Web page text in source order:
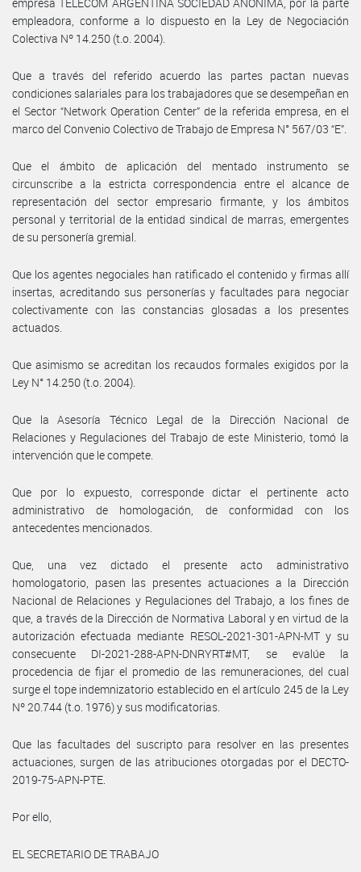
empleadora, conforme a lo dispuesto en la Ley de Negociación
Colectiva Nº 14.250 (t.o. 2004).
Que a través del referido acuerdo las partes pactan nuevas
condiciones salariales para los trabajadores que se desempeñan en
el Sector “Network Operation Center” de la referida empresa, en el
marco del Convenio Colectivo de Trabajo de Empresa N° 567/03 “E”.
Que el ámbito de aplicación del mentado instrumento se
circunscribe a la estricta correspondencia entre el alcance de
representación del sector empresario firmante, y los ámbitos
personal y territorial de la entidad sindical de marras, emergentes
de su personería gremial.
Que los agentes negociales han ratificado el contenido y firmas allí
insertas, acreditando sus personerías y facultades para negociar
colectivamente con las constancias glosadas a los presentes
actuados.
Que asimismo se acreditan los recaudos formales exigidos por la
Ley N° 14.250 (t.o. 2004).
Que la Asesoría Técnico Legal de la Dirección Nacional de
Relaciones y Regulaciones del Trabajo de este Ministerio, tomó la
intervención que le compete.
Que por lo expuesto, corresponde dictar el pertinente acto
administrativo de homologación, de conformidad con los
antecedentes mencionados.
Que, una vez dictado el presente acto administrativo
homologatorio, pasen las presentes actuaciones a la Dirección
Nacional de Relaciones y Regulaciones del Trabajo, a los fines de
que, a través de la Dirección de Normativa Laboral y en virtud de la
autorización efectuada mediante RESOL-2021-301-APN-MT y su
consecuente DI-2021-288-APN-DNRYRT#MT, se evalúe la
procedencia de fijar el promedio de las remuneraciones, del cual
surge el tope indemnizatorio establecido en el artículo 245 de la Ley
Nº 20.744 (t.o. 1976) y sus modificatorias.
Que las facultades del suscripto para resolver en las presentes
actuaciones, surgen de las atribuciones otorgadas por el DECTO-
2019-75-APN-PTE.
Por ello,
EL SECRETARIO DE TRABAJO